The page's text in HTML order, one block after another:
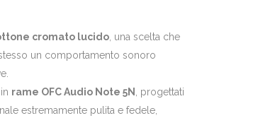
cromato lucido , una scelta che
un comportamento sonoro
rame OFC Audio Note 5N
, progettati
estremamente pulita e fedele,